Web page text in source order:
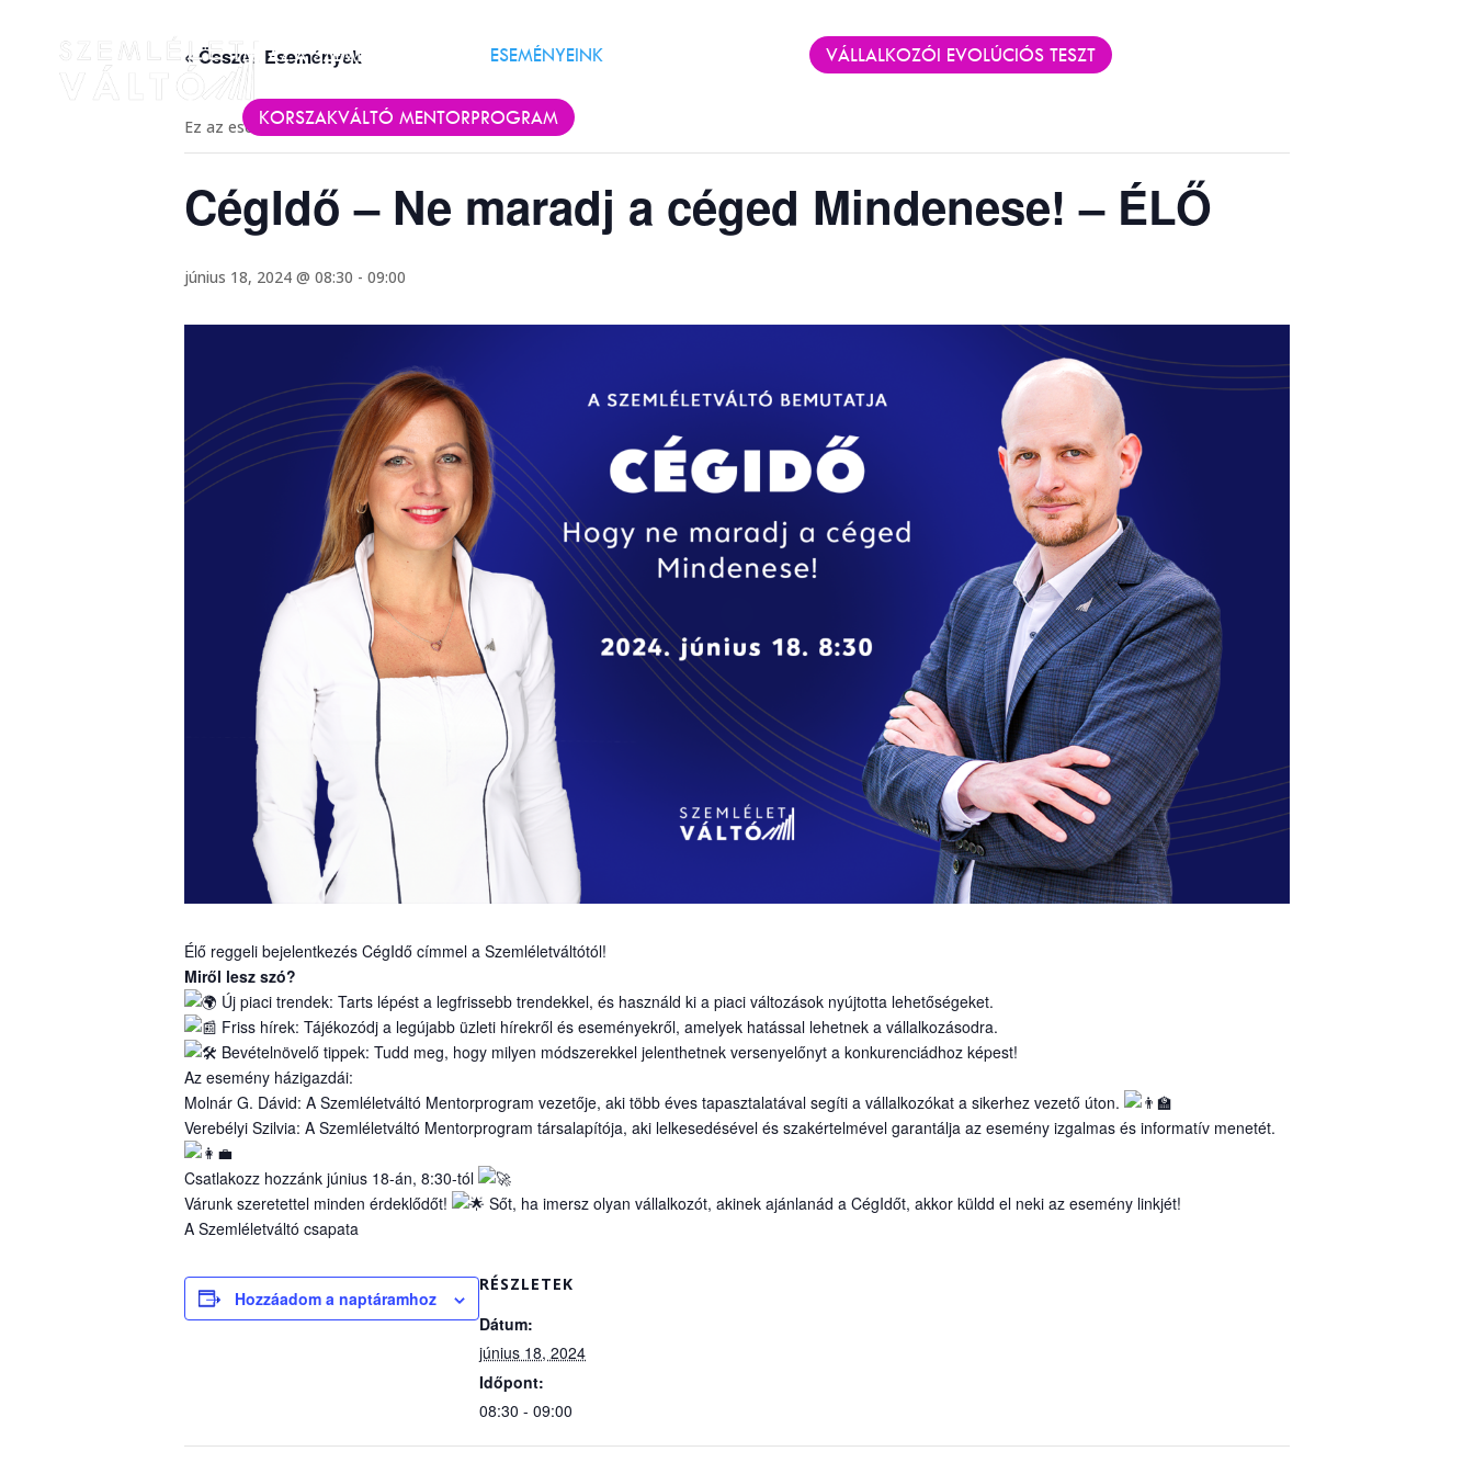
MI AZ A SZEMLÉLETVÁLTÓ? ESEMÉNYEINK VÁLLALKOZÓI EVOLÚCIÓS TESZT
KORSZAKVÁLTÓ MENTORPROGRAM
« Összes Események
Ez az esemény elmúlt.
CégIdő – Ne maradj a céged Mindenese! – ÉLŐ
június 18, 2024 @ 08:30 - 09:00
Élő reggeli bejelentkezés CégIdő címmel a Szemléletváltótól!
Miről lesz szó?
Új piaci trendek: Tarts lépést a legfrissebb trendekkel, és használd ki a piaci változások nyújtotta lehetőségeket.
Friss hírek: Tájékozódj a legújabb üzleti hírekről és eseményekről, amelyek hatással lehetnek a vállalkozásodra.
Bevételnövelő tippek: Tudd meg, hogy milyen módszerekkel jelenthetnek versenyelőnyt a konkurenciádhoz képest!
Az esemény házigazdái:
Molnár G. Dávid: A Szemléletváltó Mentorprogram vezetője, aki több éves tapasztalatával segíti a vállalkozókat a sikerhez vezető úton.
Verebélyi Szilvia: A Szemléletváltó Mentorprogram társalapítója, aki lelkesedésével és szakértelmével garantálja az esemény izgalmas és informatív menetét.
Csatlakozz hozzánk június 18-án, 8:30-tól
Várunk szeretettel minden érdeklődőt!
Sőt, ha imersz olyan vállalkozót, akinek ajánlanád a CégIdőt, akkor küldd el neki az esemény linkjét!
A Szemléletváltó csapata
Hozzáadom a naptáramhoz
RÉSZLETEK
Dátum:
június 18, 2024
Időpont:
08:30 - 09:00